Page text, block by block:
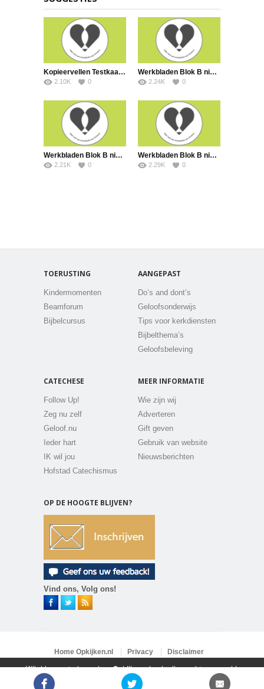
Kopieervellen Testkaartjes Blok B
2.10K 0
Werkbladen Blok B nivo 3
2.24K 0
Werkbladen Blok B nivo 2
2.21K 0
Werkbladen Blok B nivo 1
2.29K 0
TOERUSTING
Kindermomenten
Beamforum
Bijbelcursus
AANGEPAST
Do’s and dont’s
Geloofsonderwijs
Tips voor kerkdiensten
Bijbelthema’s
Geloofsbeleving
CATECHESE
Follow Up!
Zeg nu zelf
Geloof.nu
Ieder hart
IK wil jou
Hofstad Catechismus
MEER INFORMATIE
Wie zijn wij
Adverteren
Gift geven
Gebruik van website
Nieuwsberichten
OP DE HOOGTE BLIJVEN?
Vind ons, Volg ons!
Home Opkijken.nl Privacy
Disclaimer
Opkijken.nl
Powered byLPB media
Klik hier om te lezen hoe Opkijken.nl gebruik maakt van cookies
Sluit